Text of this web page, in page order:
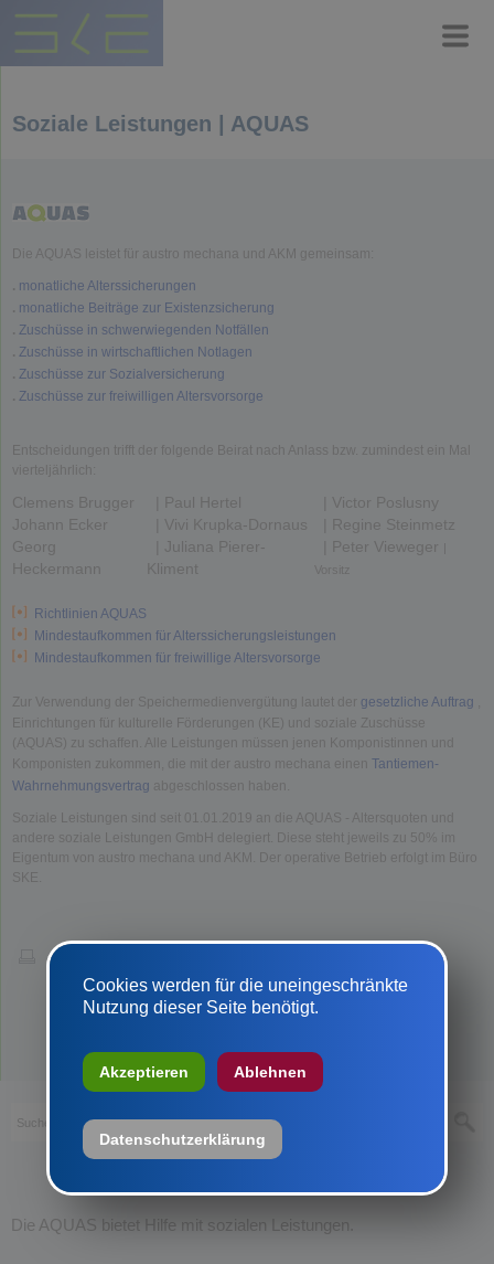
Soziale Leistungen | AQUAS
Die AQUAS leistet für austro mechana und AKM gemeinsam:
. monatliche Alterssicherungen
. monatliche Beiträge zur Existenzsicherung
. Zuschüsse in schwerwiegenden Notfällen
. Zuschüsse in wirtschaftlichen Notlagen
. Zuschüsse zur Sozialversicherung
. Zuschüsse zur freiwilligen Altersvorsorge
Entscheidungen trifft der folgende Beirat nach Anlass bzw. zumindest ein Mal
vierteljährlich:
Clemens Brugger | Paul Hertel
| Victor Poslusny
Johann Ecker
| Vivi Krupka-Dornaus
| Regine Steinmetz
Georg
Heckermann
| Juliana Pierer-
Kliment
| Peter Vieweger
Vorsitz
Richtlinien AQUAS
Mindestaufkommen für Alterssicherungsleistungen
Mindestaufkommen für freiwillige Altersvorsorge
Zur Verwendung der Speichermedienvergütung lautet der gesetzliche Auftrag
Einrichtungen für kulturelle Förderungen (KE) und soziale Zuschüsse
(AQUAS) zu schaffen. Alle Leistungen müssen jenen Komponistinnen und
Komponisten zukommen, die mit der austro mechana einen Tantiemen-
Wahrnehmungsvertrag abgeschlossen haben.
Soziale Leistungen sind seit 01.01.2019 an die AQUAS - Altersquoten und
andere soziale Leistungen GmbH delegiert. Diese steht jeweils zu 50% im
Eigentum von austro mechana und AKM. Der operative Betrieb erfolgt im Büro
SKE.
Die AQUAS bietet Hilfe mit sozialen Leistungen.
Cookies werden für die uneingeschränkte
Nutzung dieser Seite benötigt.
Akzeptieren Ablehnen
Datenschutzerklärung